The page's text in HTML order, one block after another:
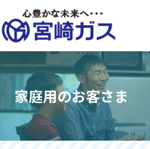
家庭用のお客さま